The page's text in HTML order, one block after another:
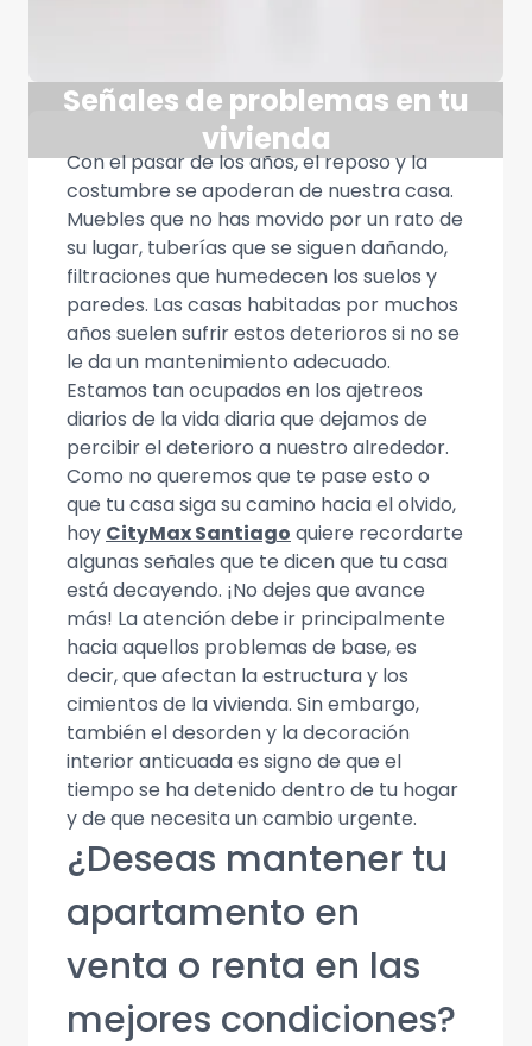
Señales de problemas en tu
vivienda
Con el pasar de los años, el reposo y la
costumbre se apoderan de nuestra casa.
Muebles que no has movido por un rato de
su lugar, tuberías que se siguen dañando,
filtraciones que humedecen los suelos y
paredes. Las casas habitadas por muchos
años suelen sufrir estos deterioros si no se
le da un mantenimiento adecuado.
Estamos tan ocupados en los ajetreos
diarios de la vida diaria que dejamos de
percibir el deterioro a nuestro alrededor.
Como no queremos que te pase esto o
que tu casa siga su camino hacia el olvido,
hoy CityMax Santiago quiere recordarte
algunas señales que te dicen que tu casa
está decayendo. ¡No dejes que avance
más! La atención debe ir principalmente
hacia aquellos problemas de base, es
decir, que afectan la estructura y los
cimientos de la vivienda. Sin embargo,
también el desorden y la decoración
interior anticuada es signo de que el
tiempo se ha detenido dentro de tu hogar
y de que necesita un cambio urgente.
¿Deseas mantener tu
apartamento en
venta o renta en las
mejores condiciones?